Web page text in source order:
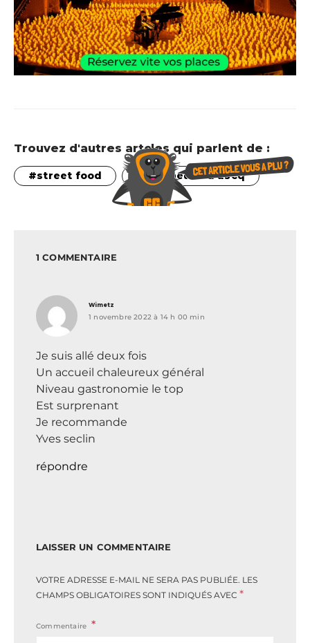
Trouvez d'autres artcles qui parlent de :
street food villeneuve d'ascq
1 COMMENTAIRE
Wimetz
1 novembre 2022 à 14 h 00 min
Je suis allé deux fois
Un accueil chaleureux général
Niveau gastronomie le top
Est surprenant
Je recommande
Yves seclin
répondre
LAISSER UN COMMENTAIRE
VOTRE ADRESSE E-MAIL NE SERA PAS PUBLIÉE. LES
CHAMPS OBLIGATOIRES SONT INDIQUÉS AVEC *
Commentaire